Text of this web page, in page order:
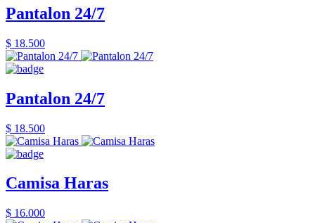
Pantalon 24/7
$ 18.500
Pantalon 24/7
$ 18.500
Camisa Haras
$ 16.000